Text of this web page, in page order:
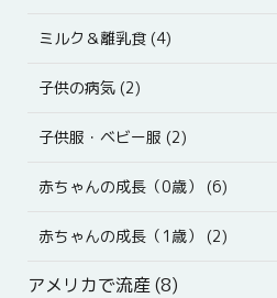
ミルク＆離乳食 (4)
子供の病気 (2)
子供服・ベビー服 (2)
赤ちゃんの成長（0歳） (6)
赤ちゃんの成長（1歳） (2)
アメリカで流産 (8)